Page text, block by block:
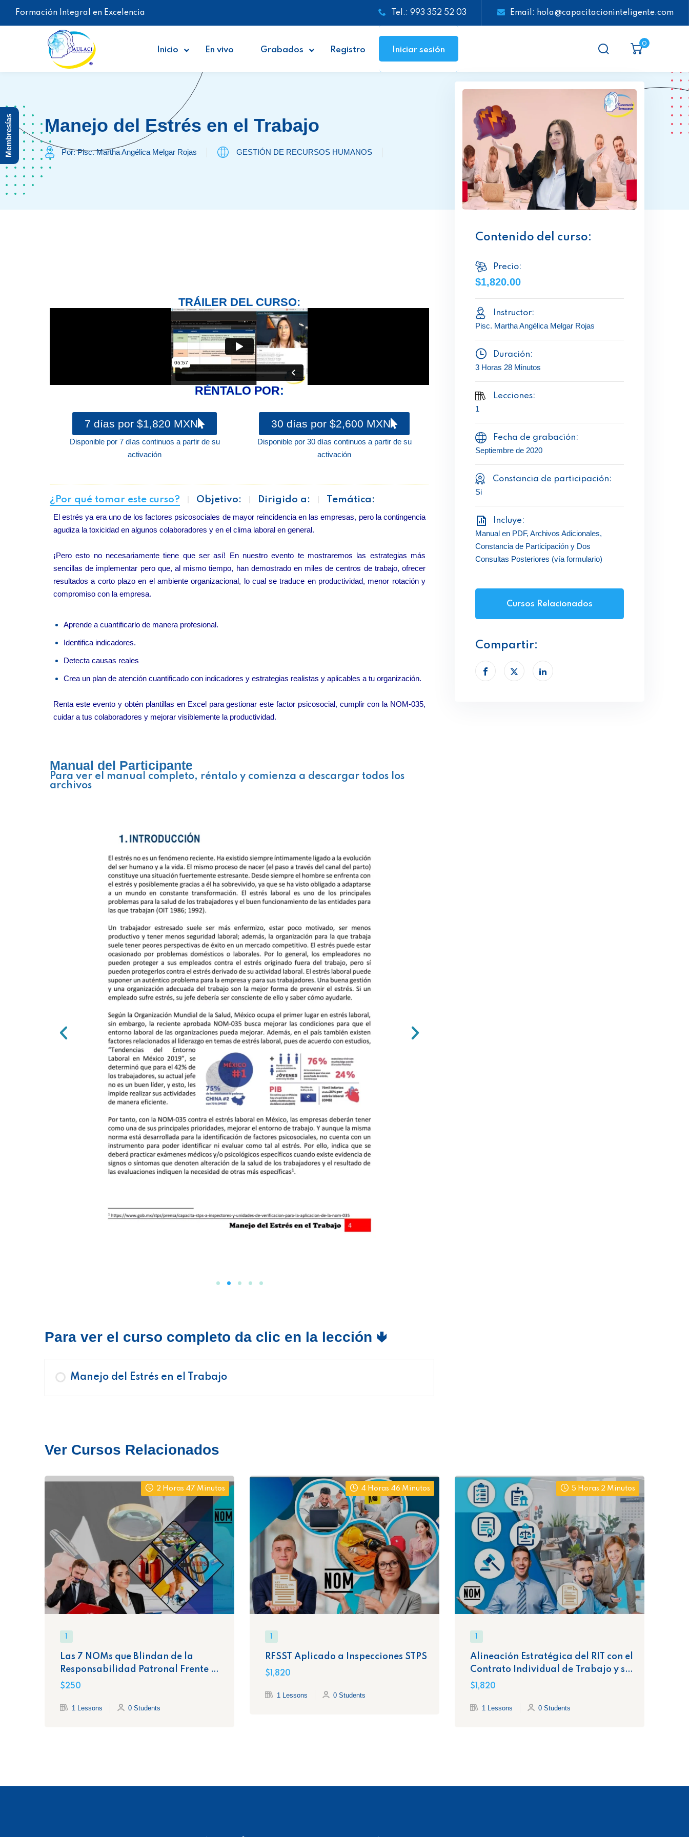
Formación Integral en Excelencia Tel.: 993 352 52 03 Email: hola@capacitacioninteligente.com
Inicio En vivo Grabados Registro Iniciar sesión
0
Manejo del Estrés en el Trabajo
Por: Pisc. Martha Angélica Melgar Rojas GESTIÓN DE RECURSOS HUMANOS
TRÁILER DEL CURSO:
RÉNTALO POR:
7 días por $1,820 MXN
Disponible por 7 días continuos a partir de su
activación
30 días por $2,600 MXN
Disponible por 30 días continuos a partir de su
activación
¿Por qué tomar este curso? Objetivo: Dirigido a: Temática:
El estrés ya era uno de los factores psicosociales de mayor reincidencia en las empresas, pero la contingencia
agudiza la toxicidad en algunos colaboradores y en el clima laboral en general.
¡Pero esto no necesariamente tiene que ser así! En nuestro evento te mostraremos las estrategias más
sencillas de implementar pero que, al mismo tiempo, han demostrado en miles de centros de trabajo, ofrecer
resultados a corto plazo en el ambiente organizacional, lo cual se traduce en productividad, menor rotación y
compromiso con la empresa.
Aprende a cuantificarlo de manera profesional.
Identifica indicadores.
Detecta causas reales
Crea un plan de atención cuantificado con indicadores y estrategias realistas y aplicables a tu organización.
Renta este evento y obtén plantillas en Excel para gestionar este factor psicosocial, cumplir con la NOM-035,
cuidar a tus colaboradores y mejorar visiblemente la productividad.
Manual del Participante
Para ver el manual completo, réntalo y comienza a descargar todos los
archivos
Para ver el curso completo da clic en la lección 🢃
Manejo del Estrés en el Trabajo
Contenido del curso:
Precio:
$1,820.00
Instructor:
Pisc. Martha Angélica Melgar Rojas
Duración:
3 Horas 28 Minutos
Lecciones:
1
Fecha de grabación:
Septiembre de 2020
Constancia de participación:
Si
Incluye:
Manual en PDF, Archivos Adicionales,
Constancia de Participación y Dos
Consultas Posteriores (vía formulario)
Cursos Relacionados
Compartir:
Ver Cursos Relacionados
2 Horas 47 Minutos
Las 7 NOMs que Blindan de la
Responsabilidad Patronal Frente a
la STPS
$250
1 Lessons 0 Students
4 Horas 46 Minutos
RFSST Aplicado a Inspecciones STPS
$1,820
1 Lessons 0 Students
5 Horas 2 Minutos
Alineación Estratégica del RIT con el
Contrato Individual de Trabajo y sus
Cláusulas Clave
$1,820
1 Lessons 0 Students
Membresías